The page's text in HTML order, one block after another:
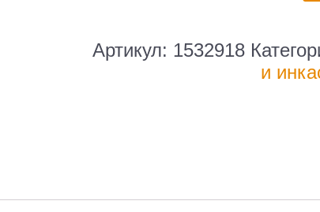
для
Артикул: 1532918
и